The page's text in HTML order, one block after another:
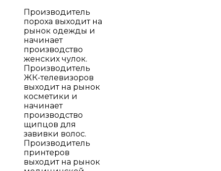
Производитель
пороха выходит на
рынок одежды и
начинает
производство
женских чулок.
Производитель
ЖК-телевизоров
выходит на рынок
косметики и
начинает
производство
щипцов для
завивки волос.
Производитель
принтеров
выходит на рынок